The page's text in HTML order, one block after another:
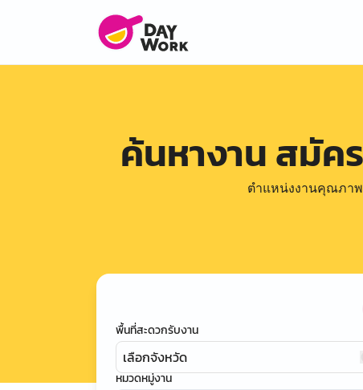
ค้นหางาน สมัค
ตำแหน่งงานคุณภา
พื้นที่สะดวกรับงาน
เลือกจังหวัด
หมวดหมู่งาน